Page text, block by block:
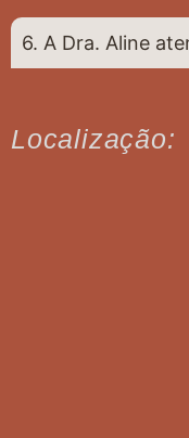
6. A Dra. Aline
Localização: